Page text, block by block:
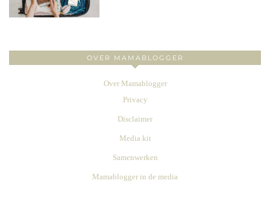
OVER MAMABLOGGER
Over Mamablogger
Privacy
Disclaimer
Media kit
Samenwerken
Mamablogger in de media